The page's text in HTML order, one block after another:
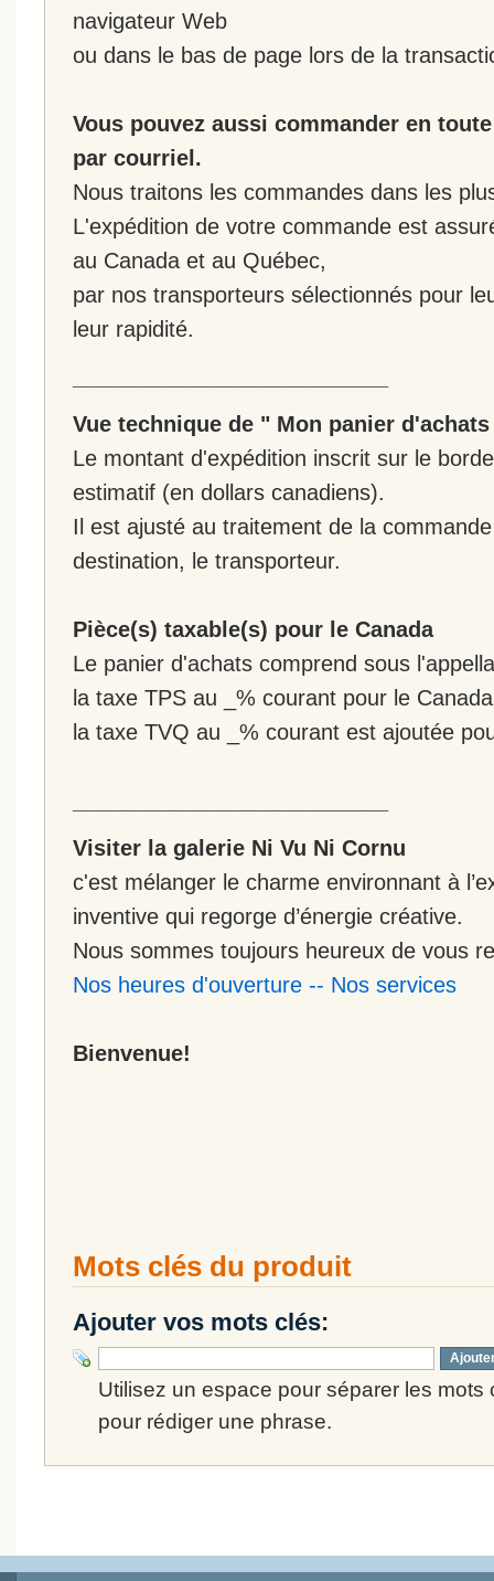
navigateur Web
ou dans le bas de page lors de la
Vous pouvez aussi commander en
par courriel.
Nous traitons les commandes dans les
L'expédition de votre commande est
au Canada et au Québec,
par nos transporteurs sélectionnés pour
leur rapidité.
Vue technique de " Mon panier
Le montant d'expédition inscrit sur le
estimatif (en dollars canadiens).
Il est ajusté au traitement de la
destination, le transporteur.
Pièce(s) taxable(s) pour le Canada
Le panier d'achats comprend sous
la taxe TPS au _% courant pour le
la taxe TVQ au _% courant est ajoutée
Visiter la galerie Ni Vu Ni Cornu
c'est mélanger le charme environnant à
inventive qui regorge d’énergie créative.
Nous sommes toujours heureux de vous
Nos heures d'ouverture -- Nos services
Bienvenue!
Mots clés du produit
Ajouter vos mots clés:
Utilisez un espace pour séparer les mots
pour rédiger une phrase.